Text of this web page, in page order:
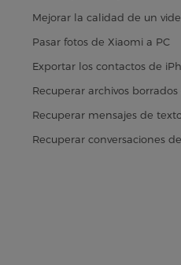
Mejorar la calidad de un
Pasar fotos de Xiaomi a PC
Exportar los contactos de
Recuperar archivos borrados
Recuperar mensajes de
Recuperar conversaciones